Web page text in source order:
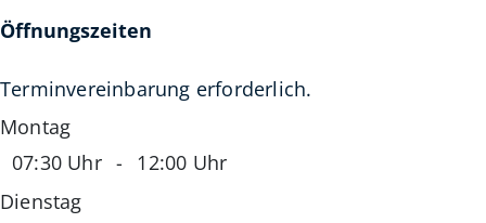
Öffnungszeiten
Terminvereinbarung erforderlich.
Montag
07:30 Uhr -
12:00 Uhr
Dienstag